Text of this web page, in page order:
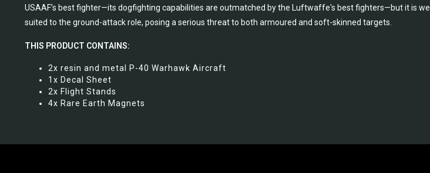
USAAF’s best fighter—its dogfighting capabilities are outmatched by the Luftwaffe's best fighters—but it is well
suited to the ground-attack role, posing a serious threat to both armoured and soft-skinned targets.
THIS PRODUCT CONTAINS:
2x resin and metal P-40 Warhawk Aircraft
1x Decal Sheet
2x Flight Stands
4x Rare Earth Magnets